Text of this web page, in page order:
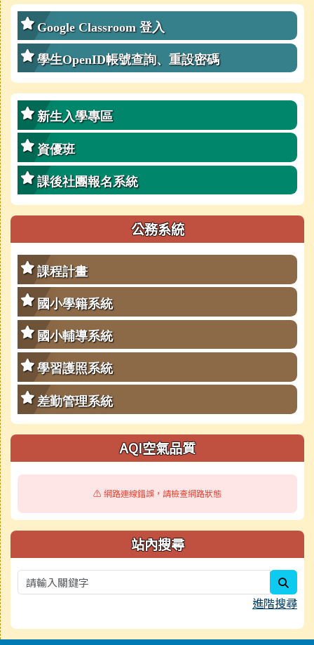
右邊區域內容
Google Classroom 登入
學生OpenID帳號查詢、重設密碼
新生入學專區
資優班
課後社團報名系統
公務系統
課程計畫
國小學籍系統
國小輔導系統
學習護照系統
差勤管理系統
AQI空氣品質
⚠️ 網路連線錯誤，請檢查網路狀態
站內搜尋
進階搜尋